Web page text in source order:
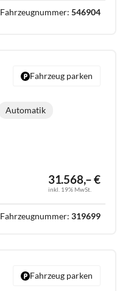
Fahrzeugnummer: 546904
31.568,– €
inkl. 19% MwSt.
Getriebe:
Automatik
Fahrzeug parken
Fahrzeugnummer: 319699
Fahrzeug parken